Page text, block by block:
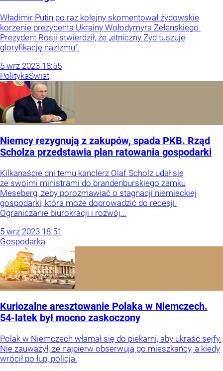
Władimir Putin po raz kolejny skomentował żydowskie
korzenie prezydenta Ukrainy Wołodymyra Zełenskiego.
Prezydent Rosji stwierdził, że „etniczny Żyd tuszuje
gloryfikację nazizmu”.
5 wrz 2023 18:55
PolitykaŚwiat
Niemcy rezygnują z zakupów, spada PKB. Rząd
Scholza przedstawia plan ratowania gospodarki
Kilkanaście dni temu kanclerz Olaf Scholz udał się
ze swoimi ministrami do brandenburskiego zamku
Meseberg, żeby porozmawiać o stagnacji niemieckiej
gospodarki, która może doprowadzić do recesji.
Ograniczanie biurokracji i rozwój...
5 wrz 2023 18:51
Gospodarka
Kuriozalne aresztowanie Polaka w Niemczech.
54-latek był mocno zaskoczony
Polak w Niemczech włamał się do piekarni, aby ukraść sejfy.
Nie zauważył, że najpierw obserwują go mieszkańcy, a kiedy
wrócił po łup, policja.